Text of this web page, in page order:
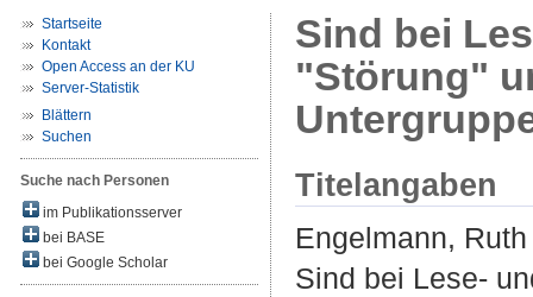
Startseite
Kontakt
Open Access an der KU
Server-Statistik
Blättern
Suchen
Suche nach Personen
im Publikationsserver
bei BASE
bei Google Scholar
Sind bei
"Störung"
Titelangaben
Engelmann, Ruth
Sind bei Lese-